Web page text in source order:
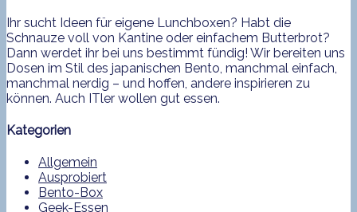
Ihr sucht Ideen für eigene Lunchboxen? Habt die
Schnauze voll von Kantine oder einfachem Butterbrot?
Dann werdet ihr bei uns bestimmt fündig! Wir bereiten uns
Dosen im Stil des japanischen Bento, manchmal einfach,
manchmal nerdig – und hoffen, andere inspirieren zu
können. Auch ITler wollen gut essen.
Kategorien
Allgemein
Ausprobiert
Bento-Box
Geek-Essen